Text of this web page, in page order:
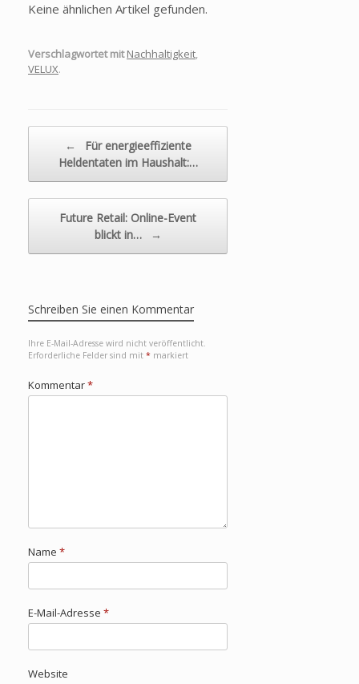
Keine ähnlichen Artikel gefunden.
Verschlagwortet mit Nachhaltigkeit,
VELUX.
←
Für energieeffiziente
Heldentaten im Haushalt:…
Future Retail: Online-Event
blickt in…
→
Schreiben Sie einen Kommentar
Ihre E-Mail-Adresse wird nicht veröffentlicht.
Erforderliche Felder sind mit * markiert
Kommentar*
Name *
E-Mail-Adresse *
Website